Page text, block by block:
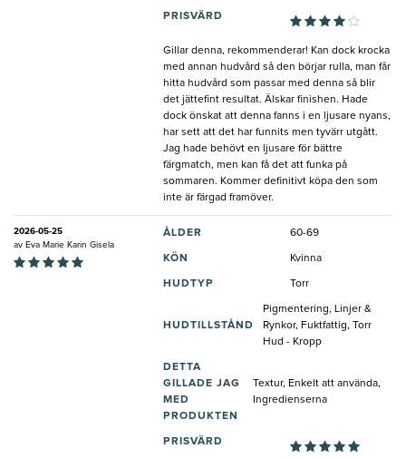
PRISVÄRD
Gillar denna, rekommenderar! Kan dock krocka
med annan hudvård så den börjar rulla, man får
hitta hudvård som passar med denna så blir
det jättefint resultat. Älskar finishen. Hade
dock önskat att denna fanns i en ljusare nyans,
har sett att det har funnits men tyvärr utgått.
Jag hade behövt en ljusare för bättre
färgmatch, men kan få det att funka på
sommaren. Kommer definitivt köpa den som
inte är färgad framöver.
2026-05-25
av Eva Marie Karin Gisela
ÅLDER 60-69
KÖN Kvinna
HUDTYP Torr
HUDTILLSTÅND
Pigmentering, Linjer &
Rynkor, Fuktfattig, Torr
Hud - Kropp
DETTA
GILLADE JAG
MED
PRODUKTEN
Textur, Enkelt att använda,
Ingredienserna
PRISVÄRD